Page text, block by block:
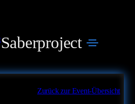
Saberproject
Zurück zur Event-Übersicht